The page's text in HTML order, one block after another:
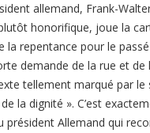
allemand, Frank-
honorifique, joue la
la repentance pour le
demande de la rue et de
tellement marqué par le
la dignité ». C’est
président Allemand qui